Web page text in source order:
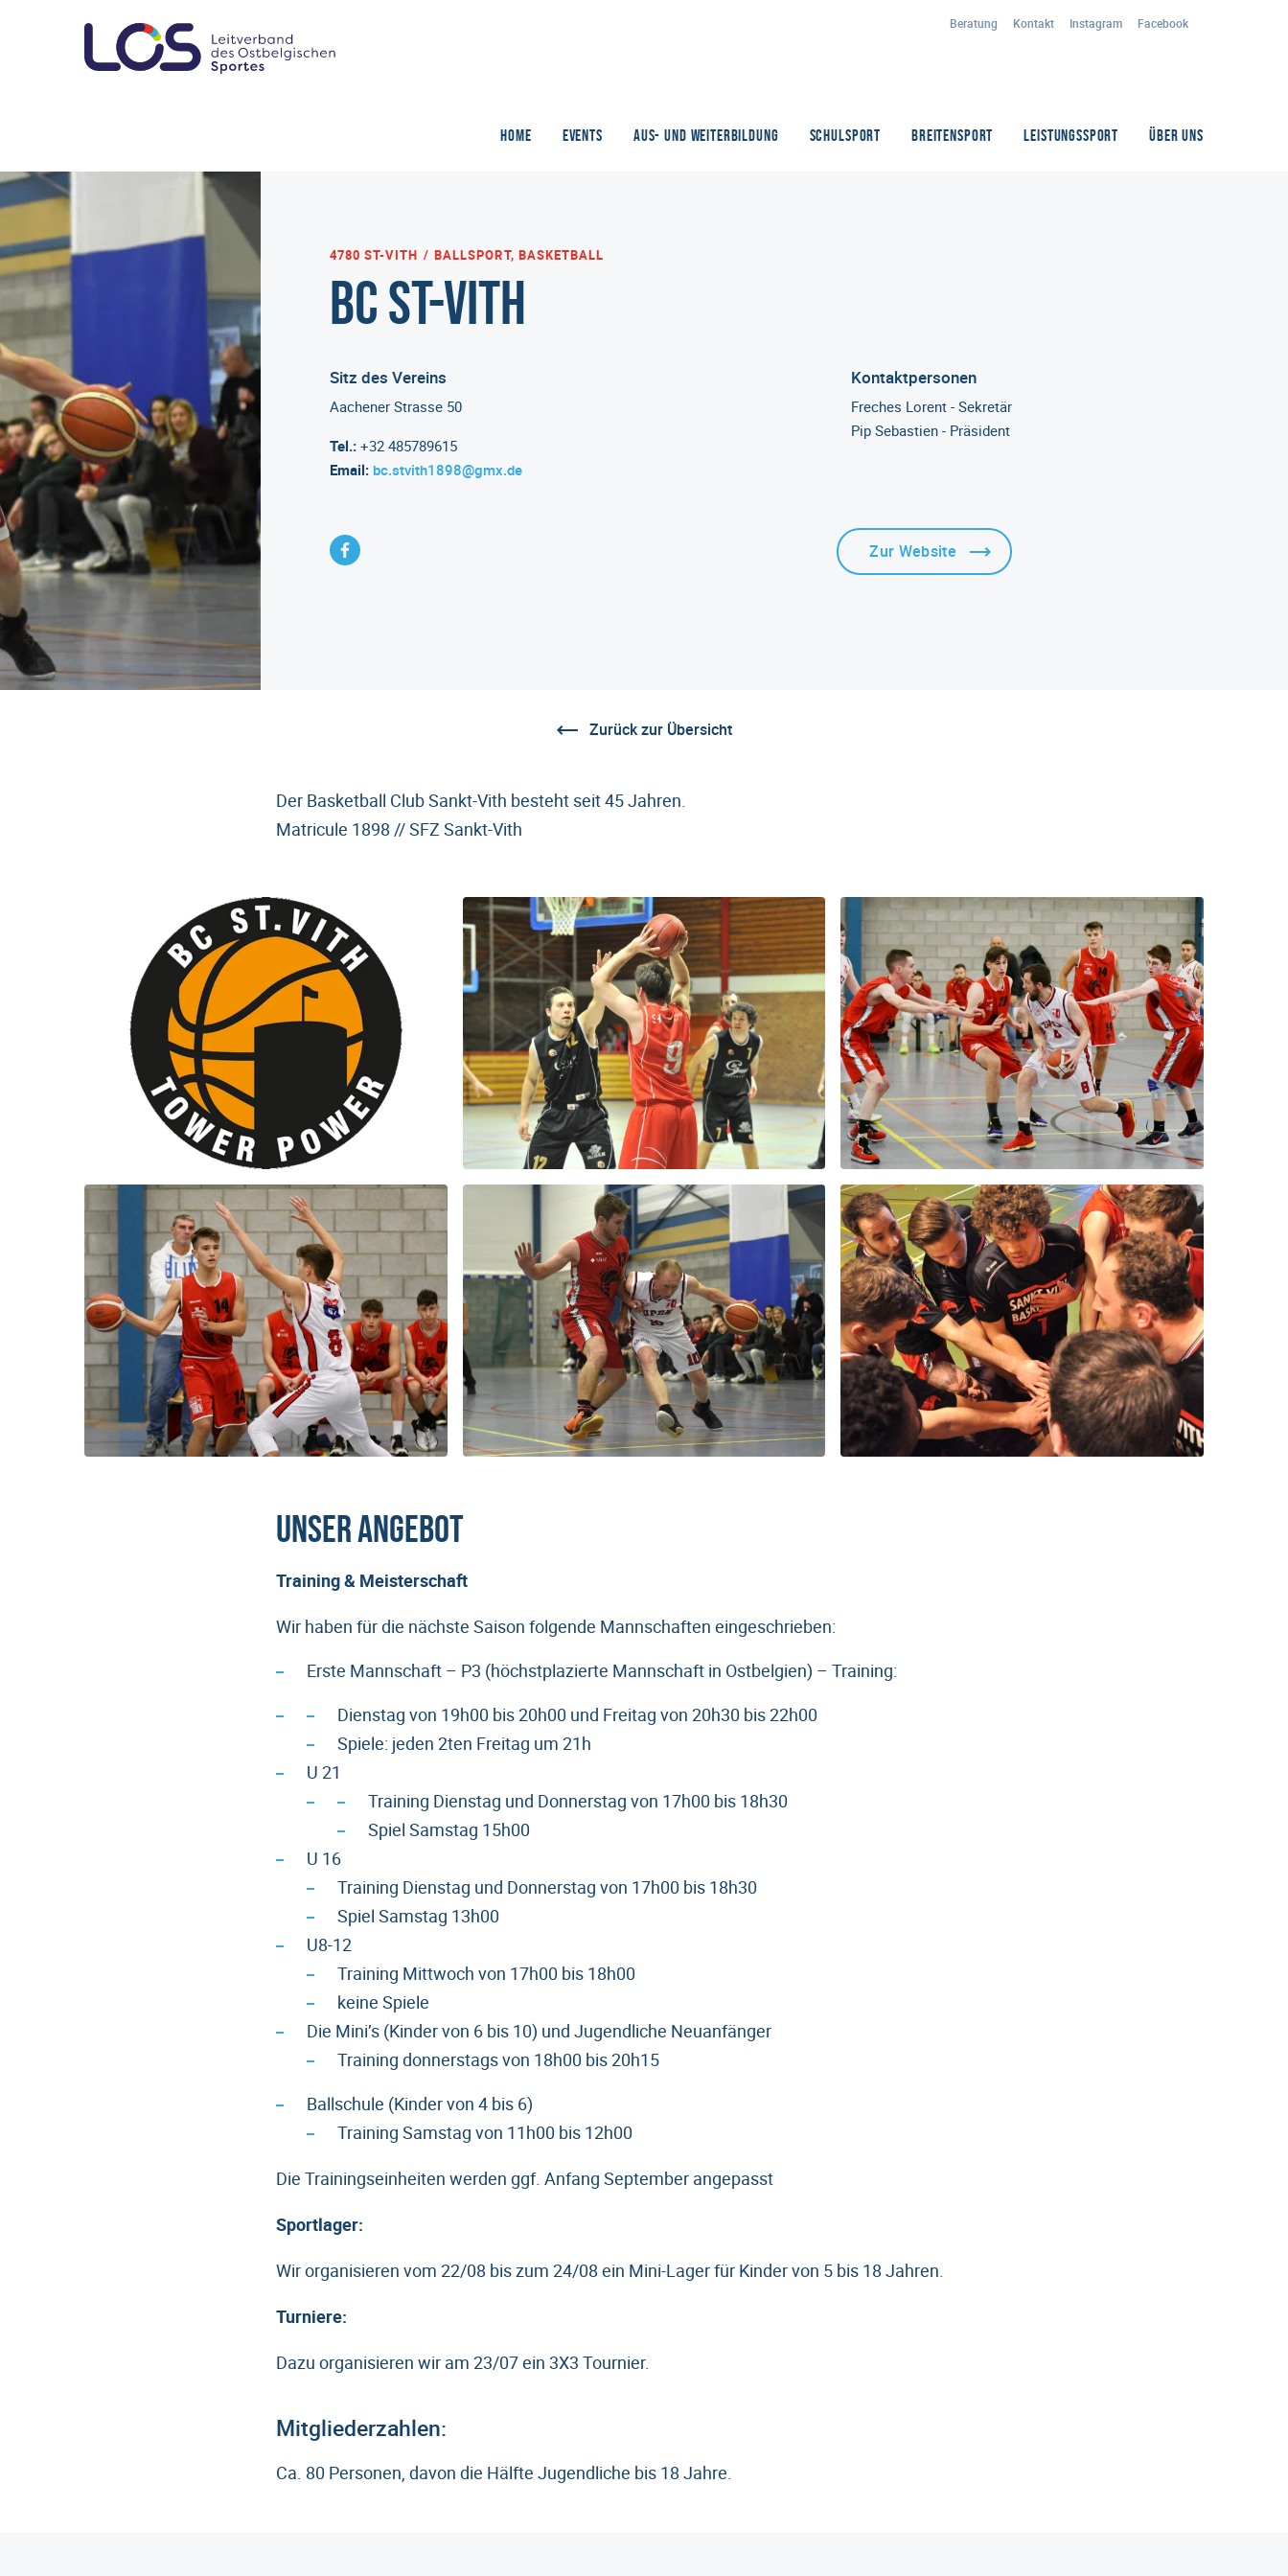
Beratung Kontakt Instagram Facebook
HOME EVENTS AUS- UND WEITERBILDUNG SCHULSPORT BREITENSPORT LEISTUNGSSPORT ÜBER UNS
4780 ST-VITH BALLSPORT, BASKETBALL
BC St-Vith
Sitz des Vereins
Aachener Strasse 50
Tel.: +32 485789615
Email: bc.stvith1898@gmx.de
Kontaktpersonen
Freches Lorent - Sekretär
Pip Sebastien - Präsident
Zur Website
Zurück zur Übersicht
Der Basketball Club Sankt-Vith besteht seit 45 Jahren.
Matricule 1898 // SFZ Sankt-Vith
Unser Angebot
Training & Meisterschaft
Wir haben für die nächste Saison folgende Mannschaften eingeschrieben:
Erste Mannschaft – P3 (höchstplazierte Mannschaft in Ostbelgien) – Training:
Dienstag von 19h00 bis 20h00 und Freitag von 20h30 bis 22h00
Spiele: jeden 2ten Freitag um 21h
U 21
Training Dienstag und Donnerstag von 17h00 bis 18h30
Spiel Samstag 15h00
U 16
Training Dienstag und Donnerstag von 17h00 bis 18h30
Spiel Samstag 13h00
U8-12
Training Mittwoch von 17h00 bis 18h00
keine Spiele
Die Mini’s (Kinder von 6 bis 10) und Jugendliche Neuanfänger
Training donnerstags von 18h00 bis 20h15
Ballschule (Kinder von 4 bis 6)
Training Samstag von 11h00 bis 12h00
Die Trainingseinheiten werden ggf. Anfang September angepasst
Sportlager:
Wir organisieren vom 22/08 bis zum 24/08 ein Mini-Lager für Kinder von 5 bis 18 Jahren.
Turniere:
Dazu organisieren wir am 23/07 ein 3X3 Tournier.
Mitgliederzahlen:
Ca. 80 Personen, davon die Hälfte Jugendliche bis 18 Jahre.